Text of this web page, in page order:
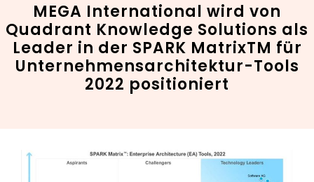
MEGA International wird von
Quadrant Knowledge Solutions als
Leader in der SPARK MatrixTM für
Unternehmensarchitektur-Tools
2022 positioniert